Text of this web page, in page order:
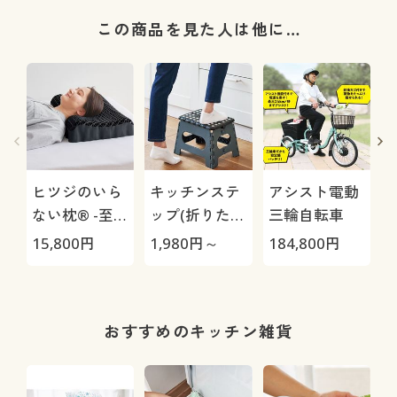
この商品を見た人は他に…
ヒツジのいら
ない枕® -至
極-
15,800円
キッチンステ
ップ(折りたた
み式踏み台)
1,980円～
アシスト電動
三輪自転車
184,800円
おすすめのキッチン雑貨